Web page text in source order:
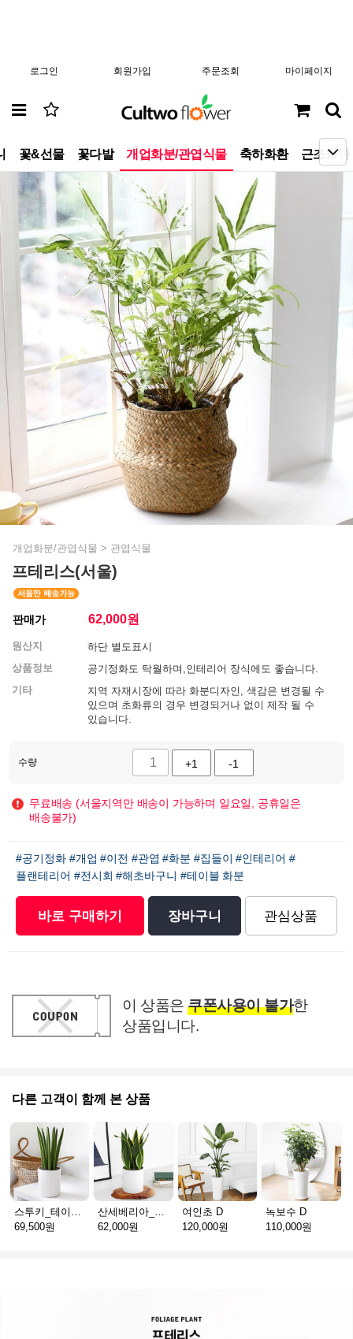
로그인 회원가입 주문조회 마이페이지
꽃&선물 꽃다발 개업화분/관엽식물 축하화환 근조화환
개업화분/관엽식물 > 관엽식물
프테리스(서울)
판매가 62,000원
원산지
하단 별도표시
상품정보
공기정화도 탁월하며,인테리어 장식에도 좋습니다.
기타
지역 자재시장에 따라 화분디자인, 색감은 변경될 수
있으며 초화류의 경우 변경되거나 없이 제작 될 수
있습니다.
수량 +1 -1
무료배송 (서울지역만 배송이 가능하며 일요일, 공휴일은
배송불가)
#공기정화 #개업 #이전 #관엽 #화분 #집들이 #인테리어 #
플랜테리어 #전시회 #해초바구니 #테이블 화분
바로 구매하기 장바구니 관심상품
이 상품은 쿠폰사용이 불가한
상품입니다.
다른 고객이 함께 본 상품
스투키_테이블용 D
69,500원
산세베리아_테이블용 H
62,000원
여인초 D
120,000원
녹보수 D
110,000원